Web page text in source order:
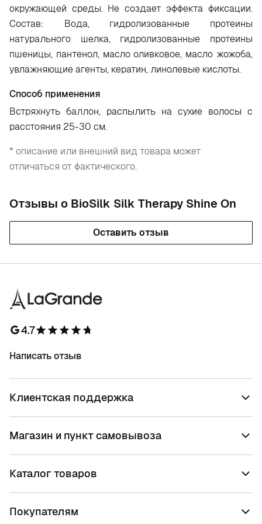
окружающей среды. Не создает эффекта фиксации.
Состав: Вода, гидролизованные протеины
натурального шелка, гидролизованные протеины
пшеницы, пантенол, масло оливковое, масло жожоба,
увлажняющие агенты, кератин, линолевые кислоты.
Способ применения
Встряхнуть баллон, распылить на сухие волосы с
расстояния 25-30 см.
* описание или внешний вид товара может
отличаться от фактического.
Отзывы о BioSilk Silk Therapy Shine On
Оставить отзыв
4.7
Написать отзыв
Клиентская поддержка
Магазин и пункт самовывоза
Каталог товаров
Покупателям